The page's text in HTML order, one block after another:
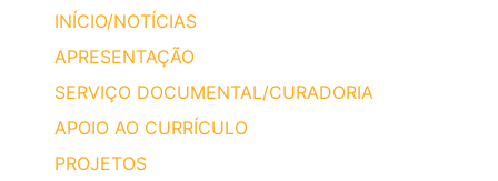
INÍCIO/NOTÍCIAS
APRESENTAÇÃO
SERVIÇO DOCUMENTAL/CURADORIA
APOIO AO CURRÍCULO
PROJETOS